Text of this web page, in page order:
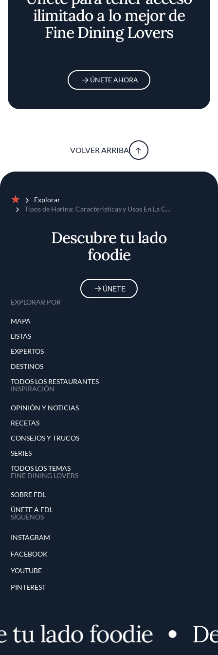
ilimitado a lo mejor de
Fine Dining Lovers
ÚNETE AHORA
VOLVER ARRIBA
Inicio
Explorar
Tipos de Harina: Características y Usos En La C...
Descubre tu lado
foodie
ÚNETE
EXPLORAR POR
MAPA
LISTAS
EXPERTOS
DESTINOS
TODOS LOS RESTAURANTES
INSPIRACIÓN
OPINIÓN Y NOTICIAS
RECETAS
CONSEJOS Y TRUCOS
SERIES
TODOS LOS TEMAS
FINE DINING LOVERS
SOBRE FDL
ÚNETE A FDL
SÍGUENOS
INSTAGRAM
FACEBOOK
YOUTUBE
PINTEREST
lado foodie